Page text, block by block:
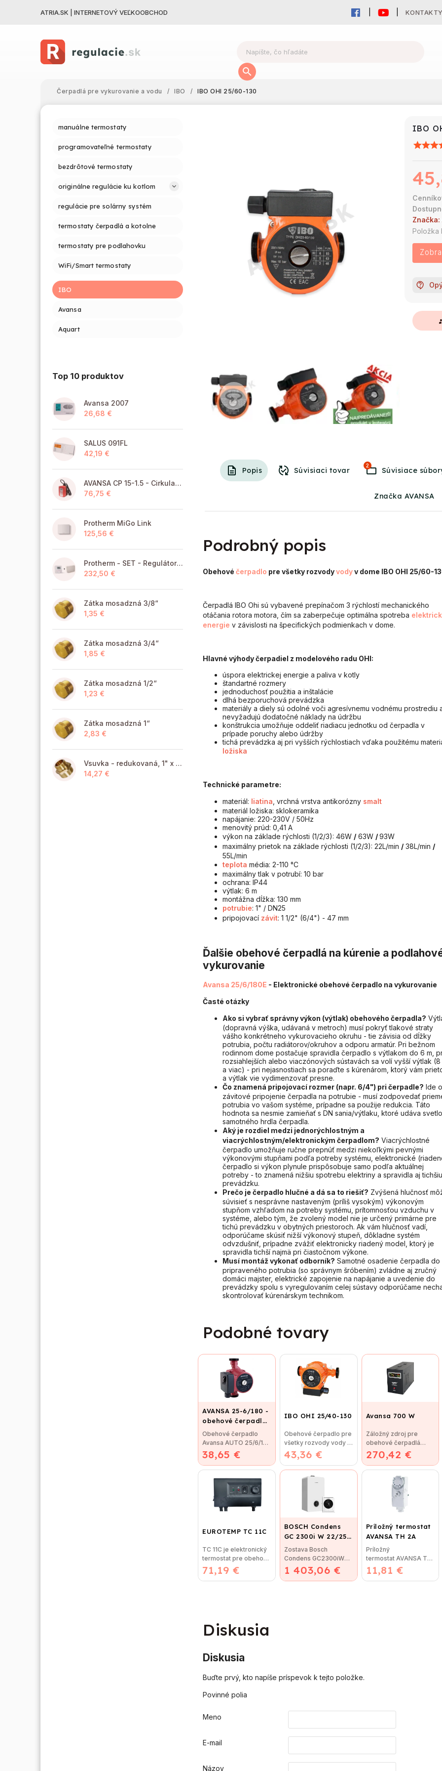
ATRIA.SK | INTERNETOVÝ VEĽKOOBCHOD KONTAKTY
Čerpadlá pre vykurovanie a vodu / IBO / IBO OHI 25/60-130
manuálne termostaty
programovateľné termostaty
bezdrôtové termostaty
originálne regulácie ku kotlom
regulácie pre solárny systém
termostaty čerpadlá a kotolne
termostaty pre podlahovku
WiFi/Smart termostaty
IBO
Avansa
Aquart
Top 10 produktov
Avansa 2007
26,68 €
SALUS 091FL
42,19 €
AVANSA CP 15-1.5 - Cirkulačné čerpadlo TÚV pre pitnú vodu
76,75 €
Protherm MiGo Link
125,56 €
Protherm - SET - Regulátor MiGo Select + brána MiGo Link
232,50 €
Zátka mosadzná 3/8“
1,35 €
Zátka mosadzná 3/4“
1,85 €
Zátka mosadzná 1/2“
1,23 €
Zátka mosadzná 1“
2,83 €
Vsuvka - redukovaná, 1" x 6/4" MM
14,27 €
IBO
Značka:
Položka
Popis Súvisiaci tovar
2
Súvisiace
Značka AVANSA
Podrobný popis
Obehové čerpadlo pre všetky rozvodyvodyv dome IBO OHI 25/60-
Čerpadlá IBO Ohi sú vybavené prepínačom 3 rýchlostí mechanického
otáčania rotora motora, čím sa zaberpečuje optimálna spotreba
energie v závislosti na špecifických podmienkach v dome.
Hlavné výhody čerpadiel z modelového radu OHI:
úspora elektrickej energie a paliva v kotly
štandartné rozmery
jednoduchosť použitia a inštalácie
dlhá bezporuchová prevádzka
materiály a diely sú odolné voči agresívnemu vodnému prostrediu
nevyžadujú dodatočné náklady na údržbu
konštrukcia umožňuje oddeliť riadiacu jednotku od čerpadla v
prípade poruchy alebo údržby
tichá prevádzka aj pri vyšších rýchlostiach vďaka použitému
ložiska
Technické parametre:
materiál: liatina , vrchná vrstva antikorózny smalt
materiál ložiska: sklokeramika
napájanie: 220-230V / 50Hz
menovitý prúd: 0,41 A
výkon na základe rýchlosti (1/2/3): 46W / 63W /93W
maximálny prietok na základe rýchlosti (1/2/3): 22L/min / 38L/min /
55L/min
teplota média: 2-110 °C
maximálny tlak v potrubí: 10 bar
ochrana: IP44
výtlak: 6 m
montážna dĺžka: 130 mm
potrubie: 1" / DN25
pripojovací závit: 1 1/2" (6/4") - 47 mm
Ďalšie obehové čerpadlá na kúrenie a
vykurovanie
Avansa 25/6/180E - Elektronické obehové čerpadlo na vykurovanie
Časté otázky
Ako si vybrať správny výkon (výtlak) obehového čerpadla?
(dopravná výška, udávaná v metroch) musí pokryť tlakové straty
vášho konkrétneho vykurovacieho okruhu - tie závisia od dĺžky
potrubia, počtu radiátorov/okruhov a odporu armatúr. Pri bežnom
rodinnom dome postačuje spravidla čerpadlo s výtlakom do 6 m,
rozsiahlejších alebo viaczónových sústavách sa volí vyšší výtlak (8
a viac) - pri nejasnostiach sa poraďte s kúrenárom, ktorý vám
a výtlak vie vydimenzovať presne.
Čo znamená pripojovací rozmer (napr. 6/4") pri čerpadle? Ide o
závitové pripojenie čerpadla na potrubie - musí zodpovedať
potrubia vo vašom systéme, prípadne sa použije redukcia. Táto
hodnota sa nesmie zamieňať s DN sania/výtlaku, ktoré udáva
samotného hrdla čerpadla.
Aký je rozdiel medzi jednorýchlostným a
viacrýchlostným/elektronickým čerpadlom? Viacrýchlostné
čerpadlo umožňuje ručne prepnúť medzi niekoľkými pevnými
výkonovými stupňami podľa potreby systému, elektronické
čerpadlo si výkon plynule prispôsobuje samo podľa aktuálnej
potreby - to znamená nižšiu spotrebu elektriny a spravidla aj tichšiu
prevádzku.
Prečo je čerpadlo hlučné a dá sa to riešiť? Zvýšená hlučnosť
súvisieť s nesprávne nastaveným (príliš vysokým) výkonovým
stupňom vzhľadom na potreby systému, prítomnosťou vzduchu v
systéme, alebo tým, že zvolený model nie je určený primárne pre
tichú prevádzku v obytných priestoroch. Ak vám hlučnosť vadí,
odporúčame skúsiť nižší výkonový stupeň, dôkladne systém
odvzdušniť, prípadne zvážiť elektronicky riadený model, ktorý je
spravidla tichší najmä pri čiastočnom výkone.
Musí montáž vykonať odborník? Samotné osadenie čerpadla do
pripraveného potrubia (so správnym šróbením) zvládne aj zručný
domáci majster, elektrické zapojenie na napájanie a uvedenie do
prevádzky spolu s vyregulovaním celej sústavy odporúčame
skontrolovať kúrenárskym technikom.
Podobné tovary
AVANSA 25-6/180 -
obehové čerpadlo,
pripojovací závit
6/4"
38,65 €
Obehové čerpadlo
Avansa AUTO 25/6/180
Obehové čerpadlo
Avansa AUTO 25/60...
IBO OHI 25/40-130
43,36 €
Obehové čerpadlo pre
všetky rozvody vody v
dome IBO OHI 25/40-
130 Čerpadlá IBO
Avansa 700 W
270,42 €
Záložný zdroj pre
obehové čerpadlá
Avansa 700 W
Technické údaje
Maximálna...
EUROTEMP TC 11C
71,19 €
TC 11C je elektronický
termostat pre obehové
čerpadlá vykurovacích
systémov
BOSCH Condens
GC 2300i W 22/25
C + CR 120
1 403,06 €
Zostava Bosch
Condens GC2300iW
22/25C CR 120 -
Condens 2300iW
Príložný termostat
AVANSA TH 2A
11,81 €
Príložný
termostat AVANSA TH
2A na obehové
čerpadlo slúži na...
Diskusia
Diskusia
Buďte prvý, kto napíše príspevok k tejto položke.
Povinné polia
Meno
E-mail
Názov